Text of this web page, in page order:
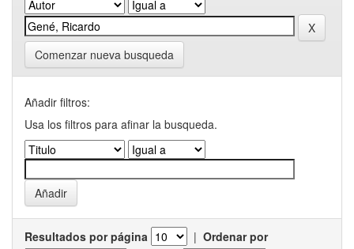
Comenzar nueva busqueda
Añadir filtros:
Usa los filtros para afinar la busqueda.
Resultados por página | Ordenar por